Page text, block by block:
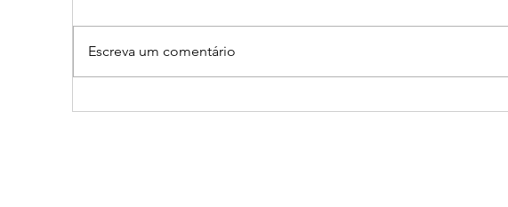
encontrado morto em
primeiras cirurgias
Escreva um comentário